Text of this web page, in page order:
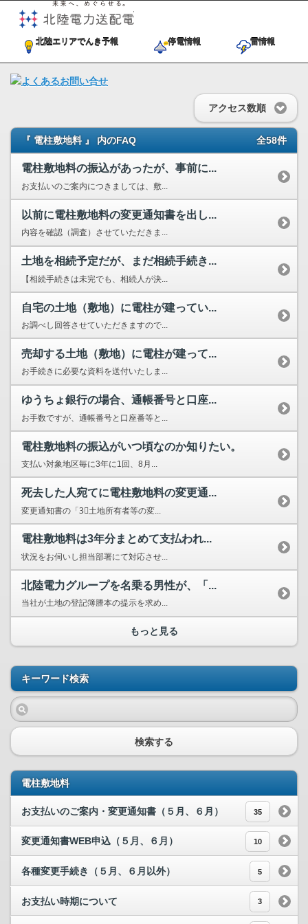
北陸エリアでんき予報 停電情報 雷情報
アクセス数順
『 電柱敷地料 』 内のFAQ 全58件
電柱敷地料の振込があったが、事前に...
お支払いのご案内につきましては、敷...
以前に電柱敷地料の変更通知書を出し...
内容を確認（調査）させていただきま...
土地を相続予定だが、まだ相続手続き...
【相続手続きは未完でも、相続人が決...
自宅の土地（敷地）に電柱が建ってい...
お調べし回答させていただきますので...
売却する土地（敷地）に電柱が建って...
お手続きに必要な資料を送付いたしま...
ゆうちょ銀行の場合、通帳番号と口座...
お手数ですが、通帳番号と口座番等と...
電柱敷地料の振込がいつ頃なのか知りたい。
支払い対象地区毎に3年に1回、8月...
死去した人宛てに電柱敷地料の変更通...
変更通知書の「3⃣土地所有者等の変...
電柱敷地料は3年分まとめて支払われ...
状況をお伺いし担当部署にて対応させ...
北陸電力グループを名乗る男性が、「...
当社が土地の登記簿謄本の提示を求め...
もっと見る
キーワード検索
検索する
電柱敷地料
お支払いのご案内・変更通知書（５月、６月） 35
変更通知書WEB申込（５月、６月） 10
各種変更手続き（５月、６月以外） 5
お支払い時期について 3